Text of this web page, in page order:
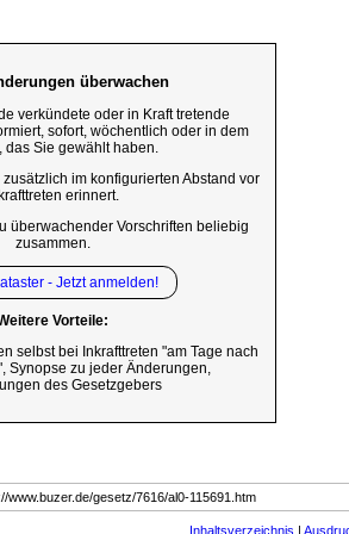
überwachen
verkündete oder in Kraft tretende
sofort, wöchentlich oder in dem
das Sie gewählt haben.
im konfigurierten Abstand vor
erinnert.
überwachender Vorschriften beliebig
zusammen.
- Jetzt anmelden!
Vorteile:
selbst bei Inkrafttreten "am Tage nach
Synopse zu jeder Änderungen,
des Gesetzgebers
www.buzer.de/gesetz/7616/al0-115691.htm
Inhaltsverzeichnis |